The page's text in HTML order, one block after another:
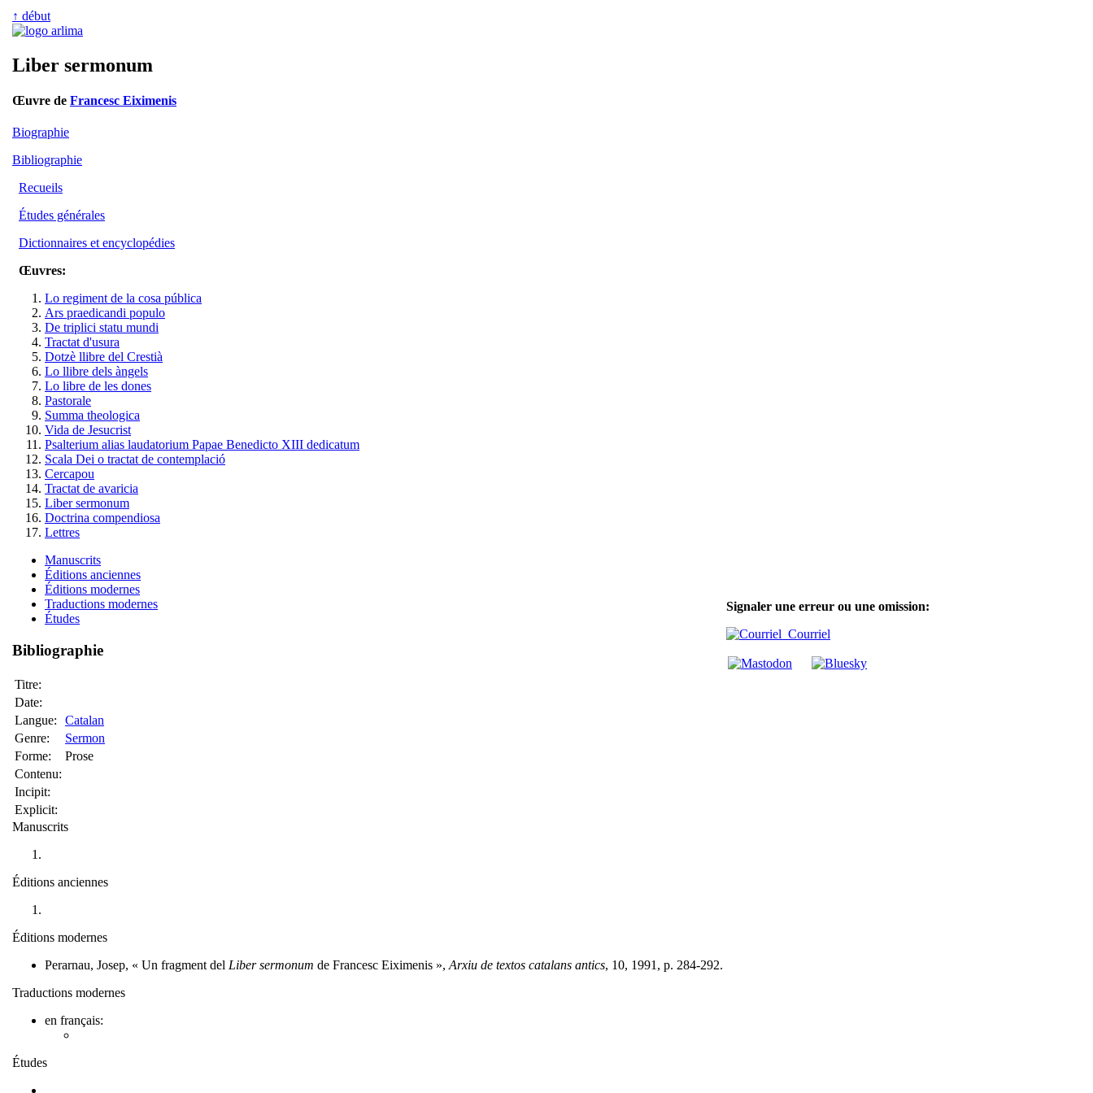
↑ début
Liber sermonum
Œuvre de Francesc Eiximenis
Biographie
Bibliographie
Recueils
Études générales
Dictionnaires et encyclopédies
Œuvres:
Lo regiment de la cosa pública
Ars praedicandi populo
De triplici statu mundi
Tractat d'usura
Dotzè llibre del Crestià
Lo llibre dels àngels
Lo libre de les dones
Pastorale
Summa theologica
Vida de Jesucrist
Psalterium alias laudatorium Papae Benedicto XIII dedicatum
Scala Dei o tractat de contemplació
Cercapou
Tractat de avaricia
Liber sermonum
Doctrina compendiosa
Lettres
Manuscrits
Éditions anciennes
Éditions modernes
Traductions modernes
Études
Bibliographie
Titre:
Date:
Langue:
Catalan
Genre:
Sermon
Forme:
Prose
Contenu:
Incipit:
Explicit:
Manuscrits
Éditions anciennes
Éditions modernes
Perarnau, Josep, « Un fragment del Liber sermonum de Francesc Eiximenis », Arxiu de textos catalans antics, 10, 1991, p. 284-292.
Traductions modernes
en français:
Études
Signaler une erreur ou une omission:
Courriel